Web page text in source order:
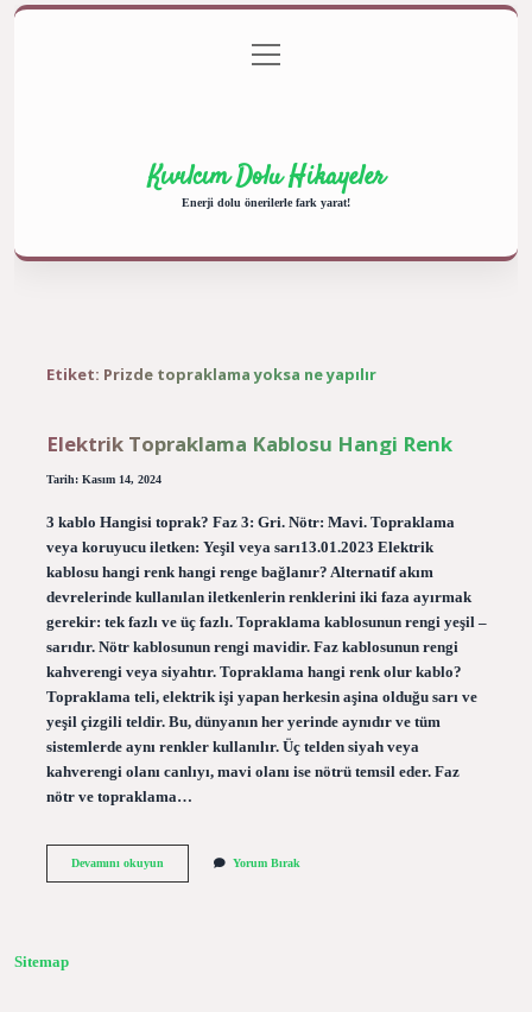
Gizlilik Politikası
menüyü
aç
Kıvılcım Dolu Hikayeler
Enerji dolu önerilerle fark yarat!
Etiket: Prizde topraklama yoksa ne yapılır
Elektrik Topraklama Kablosu Hangi Renk
Tarih: Kasım 14, 2024
3 kablo Hangisi toprak? Faz 3: Gri. Nötr: Mavi. Topraklama
veya koruyucu iletken: Yeşil veya sarı13.01.2023 Elektrik
kablosu hangi renk hangi renge bağlanır? Alternatif akım
devrelerinde kullanılan iletkenlerin renklerini iki faza ayırmak
gerekir: tek fazlı ve üç fazlı. Topraklama kablosunun rengi yeşil –
sarıdır. Nötr kablosunun rengi mavidir. Faz kablosunun rengi
kahverengi veya siyahtır. Topraklama hangi renk olur kablo?
Topraklama teli, elektrik işi yapan herkesin aşina olduğu sarı ve
yeşil çizgili teldir. Bu, dünyanın her yerinde aynıdır ve tüm
sistemlerde aynı renkler kullanılır. Üç telden siyah veya
kahverengi olanı canlıyı, mavi olanı ise nötrü temsil eder. Faz
nötr ve topraklama…
Devamını okuyunElektrik
Yorum Bırak
Sitemap